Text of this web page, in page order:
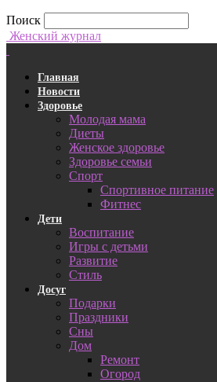
Поиск
Женский журнал
Главная
Новости
Здоровье
Молодая мама
Диеты
Женское здоровье
Здоровье семьи
Спорт
Спортивное питание
Фитнес
Дети
Воспитание
Игры с детьми
Развитие
Стиль
Досуг
Подарки
Праздники
Сны
Дом
Ремонт
Огород